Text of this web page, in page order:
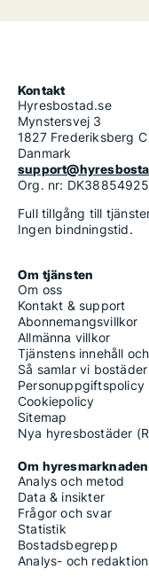
Kontakt
Hyresbostad.se
Mynstersvej 3
1827 Frederiksberg C
Danmark
Org. nr: DK38854925
Full tillgång till
Ingen bindningstid.
Om tjänsten
Om oss
Kontakt & support
Abonnemangsvillkor
Allmänna villkor
Tjänstens innehåll
Så samlar vi bostäder
Personuppgiftspolicy
Cookiepolicy
Sitemap
Nya hyresbostäder
Om hyresmarknaden
Analys och metod
Data & insikter
Frågor och svar
Statistik
Bostadsbegrepp
Analys- och